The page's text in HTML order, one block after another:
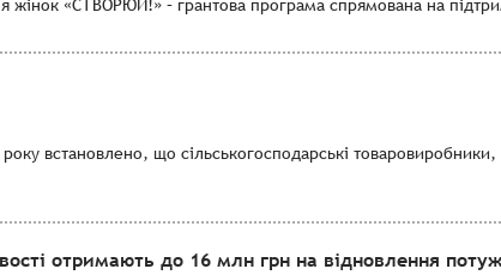
«СТВОРЮЙ!» – грантова програма спрямована на
встановлено, що сільськогосподарські товаровиробники,
отримають до 16 млн грн на відновлення